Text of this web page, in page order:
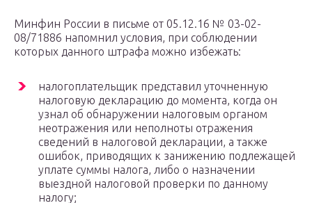
Минфин России в письме от 05.12.16 № 03-02-
08/71886 напомнил условия, при соблюдении
которых данного штрафа можно избежать:
налогоплательщик представил уточненную
налоговую декларацию до момента, когда он
узнал об обнаружении налоговым органом
неотражения или неполноты отражения
сведений в налоговой декларации, а также
ошибок, приводящих к занижению подлежащей
уплате суммы налога, либо о назначении
выездной налоговой проверки по данному
налогу;